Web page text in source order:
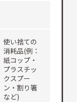
使い捨ての
消耗品(例：
紙コップ・
プラスチッ
クスプー
ン・割り箸
など)